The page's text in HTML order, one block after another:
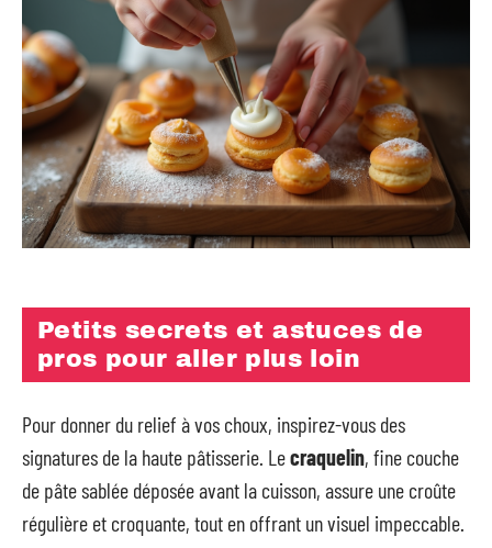
Petits secrets et astuces de
pros pour aller plus loin
Pour donner du relief à vos choux, inspirez-vous des
signatures de la haute pâtisserie. Lecraquelin, fine couche
de pâte sablée déposée avant la cuisson, assure une croûte
régulière et croquante, tout en offrant un visuel impeccable.